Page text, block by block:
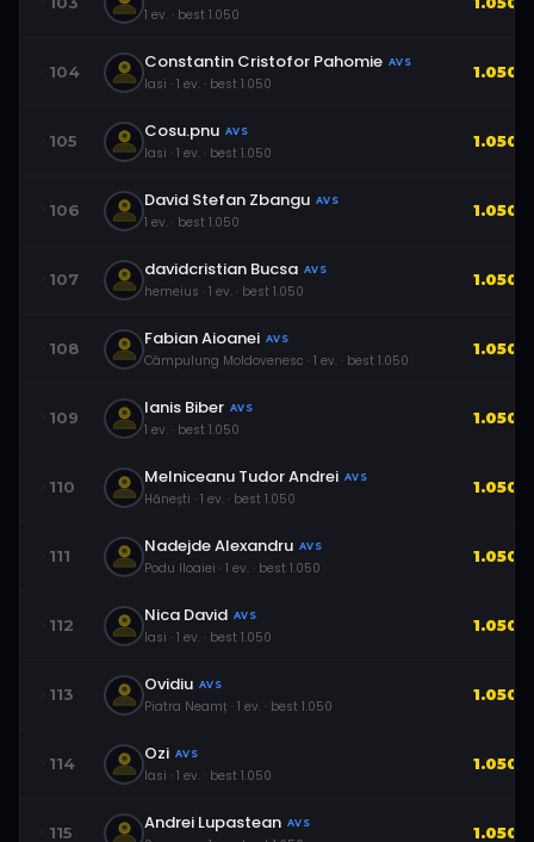
1 ev. · best 1.050
104 Constantin Cristofor Pahomie AVS
Iasi · 1 ev. · best 1.050
1.050
105 Cosu.pnu AVS
Iasi · 1 ev. · best 1.050
1.050
106 David Stefan Zbangu AVS
1 ev. · best 1.050
1.050
107 davidcristian Bucsa AVS
hemeius · 1 ev. · best 1.050
1.050
108 Fabian Aioanei AVS
Câmpulung Moldovenesc · 1 ev. · best 1.050
1.050
109 Ianis Biber AVS
1 ev. · best 1.050
1.050
110 Melniceanu Tudor Andrei AVS
Hănești · 1 ev. · best 1.050
1.050
111 Nadejde Alexandru AVS
Podu Iloaiei · 1 ev. · best 1.050
1.050
112 Nica David AVS
Iasi · 1 ev. · best 1.050
1.050
113 Ovidiu AVS
Piatra Neamț · 1 ev. · best 1.050
1.050
114 Ozi AVS
Iasi · 1 ev. · best 1.050
1.050
115 Andrei Lupastean AVS 1.050